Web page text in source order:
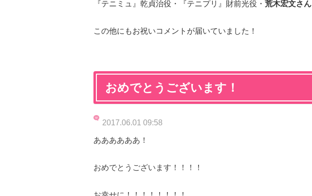
『テニミュ』乾貞治役・『テニプリ』財前光役・ 荒木宏文さん
この他にもお祝いコメントが届いていました！
おめでとうございます！
2017.06.01 09:58
ああああああ！
おめでとうございます！！！！